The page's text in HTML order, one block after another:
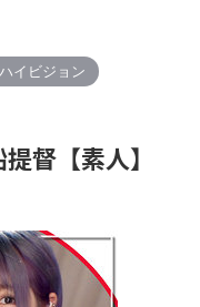
ハイビジョン
督【素人】